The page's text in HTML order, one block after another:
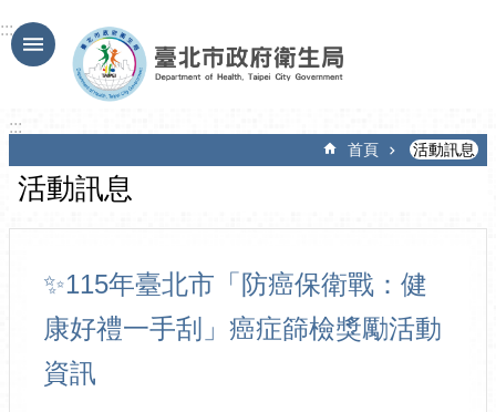
跳到主要內容區塊
:::
:::
首頁 活動訊息
活動訊息
✨115年臺北市「防癌保衛戰：健
康好禮一手刮」癌症篩檢獎勵活動
資訊